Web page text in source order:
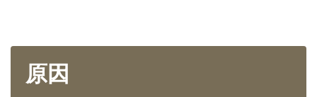
原因